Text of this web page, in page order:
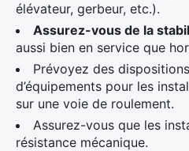
élévateur, gerbeur, etc.).
Assurez-vous de la
aussi bien en service que
Prévoyez des
d’équipements pour les
sur une voie de roulement.
Assurez-vous que les
résistance mécanique.